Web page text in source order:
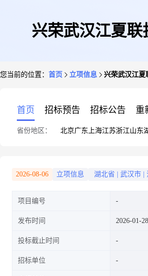
兴荣武汉江夏联
您当前的位置： 首页 立项信息 兴荣武汉江夏
首页 招标预告 招标公告 重
省份地区： 北京广东 上海江苏浙江山东
2026-08-06 立项信息 湖北省 武汉市
项目编号
发布时间 2026-01-
投标截止时间
招标单位